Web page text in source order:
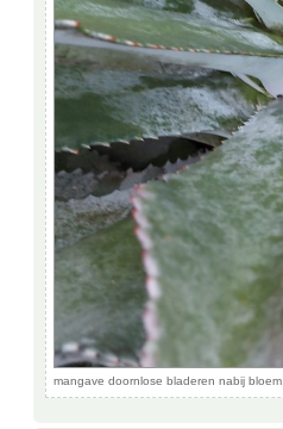
mangave doornlose bladeren nabij